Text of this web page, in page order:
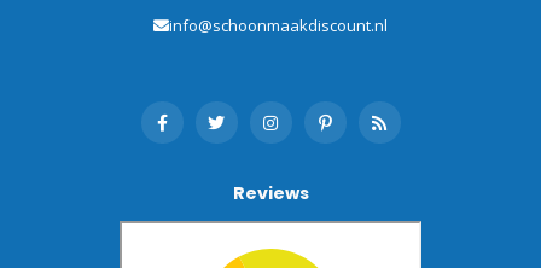
info@schoonmaakdiscount.nl
Reviews